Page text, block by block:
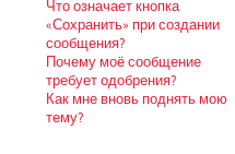
Что означает кнопка
«Сохранить» при создании
сообщения?
Почему моё сообщение
требует одобрения?
Как мне вновь поднять мою
тему?